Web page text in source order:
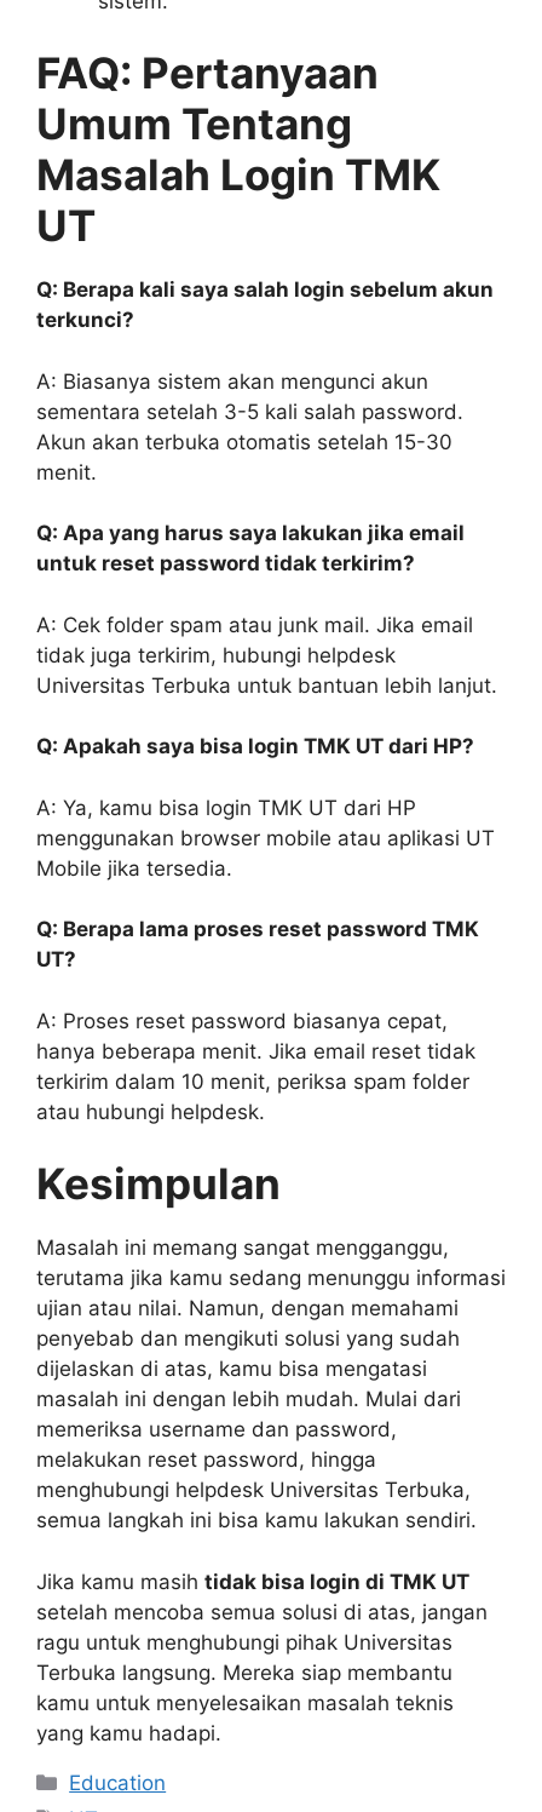
FAQ: Pertanyaan
Umum Tentang
Masalah Login TMK
UT
Q: Berapa kali saya salah login sebelum akun
terkunci?
A: Biasanya sistem akan mengunci akun
sementara setelah 3-5 kali salah password.
Akun akan terbuka otomatis setelah 15-30
menit.
Q: Apa yang harus saya lakukan jika email
untuk reset password tidak terkirim?
A: Cek folder spam atau junk mail. Jika email
tidak juga terkirim, hubungi helpdesk
Universitas Terbuka untuk bantuan lebih lanjut.
Q: Apakah saya bisa login TMK UT dari HP?
A: Ya, kamu bisa login TMK UT dari HP
menggunakan browser mobile atau aplikasi UT
Mobile jika tersedia.
Q: Berapa lama proses reset password TMK
UT?
A: Proses reset password biasanya cepat,
hanya beberapa menit. Jika email reset tidak
terkirim dalam 10 menit, periksa spam folder
atau hubungi helpdesk.
Kesimpulan
Masalah ini memang sangat mengganggu,
terutama jika kamu sedang menunggu informasi
ujian atau nilai. Namun, dengan memahami
penyebab dan mengikuti solusi yang sudah
dijelaskan di atas, kamu bisa mengatasi
masalah ini dengan lebih mudah. Mulai dari
memeriksa username dan password,
melakukan reset password, hingga
menghubungi helpdesk Universitas Terbuka,
semua langkah ini bisa kamu lakukan sendiri.
Jika kamu masih tidak bisa login di TMK UT
setelah mencoba semua solusi di atas, jangan
ragu untuk menghubungi pihak Universitas
Terbuka langsung. Mereka siap membantu
kamu untuk menyelesaikan masalah teknis
yang kamu hadapi.
Kategori
Education